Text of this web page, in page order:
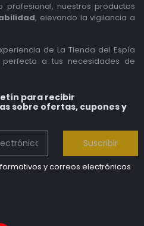
nuestros productos
, elevando la vigilancia a
de La Tienda del Espía
a tus necesidades de
para recibir
sobre ofertas, cupones y
Suscribir
y correos electrónicos